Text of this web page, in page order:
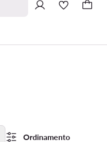
Ordinamento